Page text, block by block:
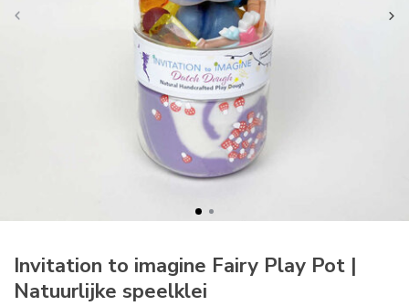
Invitation to imagine Fairy Play Pot |
Natuurlijke speelklei